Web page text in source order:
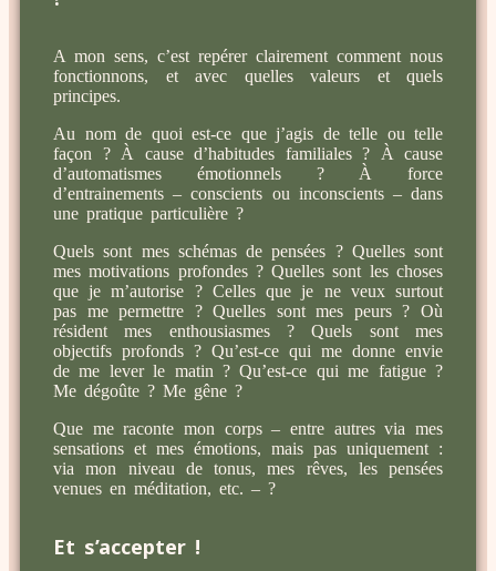
A mon sens, c’est repérer clairement comment nous
fonctionnons, et avec quelles valeurs et quels
principes.
Au nom de quoi est-ce que j’agis de telle ou telle
façon ? À cause d’habitudes familiales ? À cause
d’automatismes émotionnels ? À force
d’entrainements – conscients ou inconscients – dans
une pratique particulière ?
Quels sont mes schémas de pensées ? Quelles sont
mes motivations profondes ? Quelles sont les choses
que je m’autorise ? Celles que je ne veux surtout
pas me permettre ? Quelles sont mes peurs ? Où
résident mes enthousiasmes ? Quels sont mes
objectifs profonds ? Qu’est-ce qui me donne envie
de me lever le matin ? Qu’est-ce qui me fatigue ?
Me dégoûte ? Me gêne ?
Que me raconte mon corps – entre autres via mes
sensations et mes émotions, mais pas uniquement :
via mon niveau de tonus, mes rêves, les pensées
venues en méditation, etc. – ?
Et s’accepter !